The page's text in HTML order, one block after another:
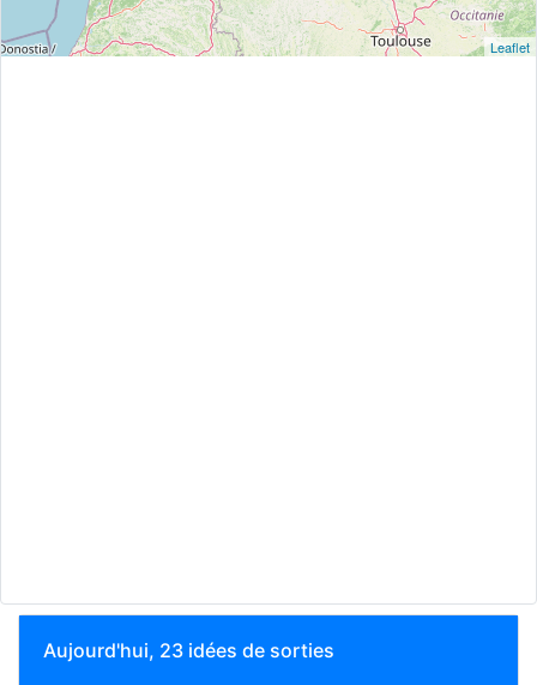
Leaflet
Aujourd'hui, 23 idées de sorties